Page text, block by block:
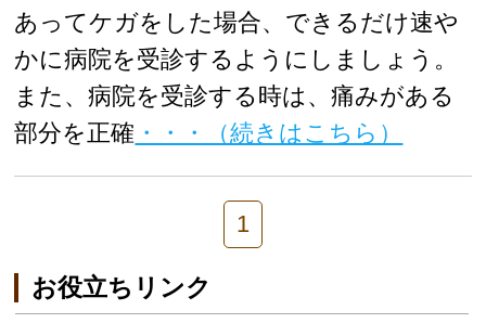
あってケガをした場合、できるだけ速や
かに病院を受診するようにしましょう。
また、病院を受診する時は、痛みがある
部分を正確 ・・・（続きはこちら）
1
お役立ちリンク